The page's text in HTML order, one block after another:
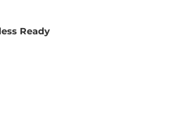
Ready